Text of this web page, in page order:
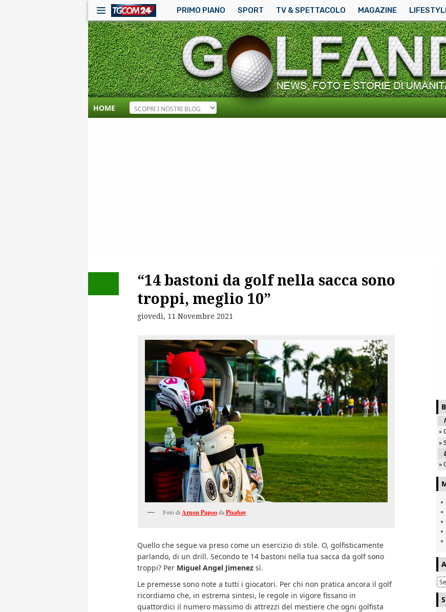
PRIMO PIANO SPORT TV & SPETTACOLO MAGAZINE
HOME
“14 bastoni da golf nella sacca sono
troppi, meglio 10”
giovedì, 11 Novembre 2021
Foto di Arnon PapoodaPixabay
Quello che segue va preso come un esercizio di stile. O, golfisticamente
parlando, di un drill. Secondo te 14 bastoni nella tua sacca da golf sono
troppi? Per Miguel Angel Jimenez sì.
Le premesse sono note a tutti i giocatori. Per chi non pratica ancora il golf
ricordiamo che, in estrema sintesi, le regole in vigore fissano in
quattordici il numero massimo di attrezzi del mestiere che ogni golfista
»
»
»